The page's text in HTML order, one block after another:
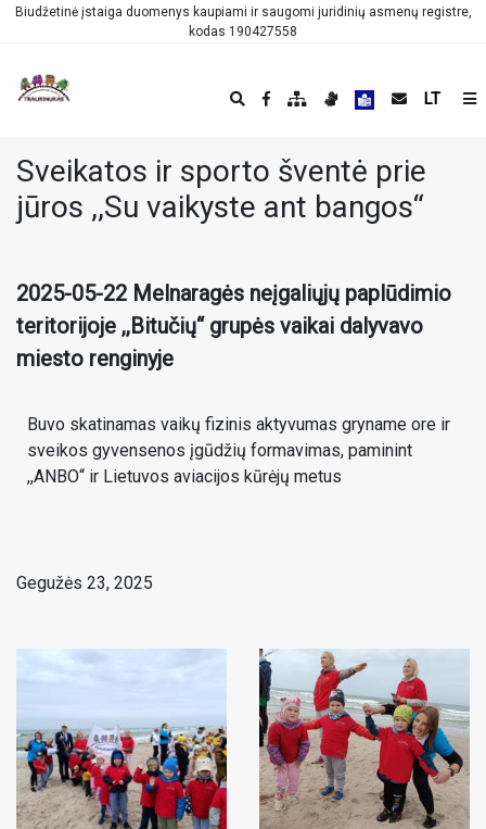
Biudžetinė įstaiga duomenys kaupiami ir saugomi juridinių asmenų registre,
kodas 190427558
LT
Sveikatos ir sporto šventė prie
jūros ,,Su vaikyste ant bangos“
2025-05-22 Melnaragės neįgaliųjų paplūdimio
teritorijoje ,,Bitučių“ grupės vaikai dalyvavo
miesto renginyje
Buvo skatinamas vaikų fizinis aktyvumas gryname ore ir
sveikos gyvensenos įgūdžių formavimas, paminint
,,ANBO“ ir Lietuvos aviacijos kūrėjų metus
Gegužės 23, 2025